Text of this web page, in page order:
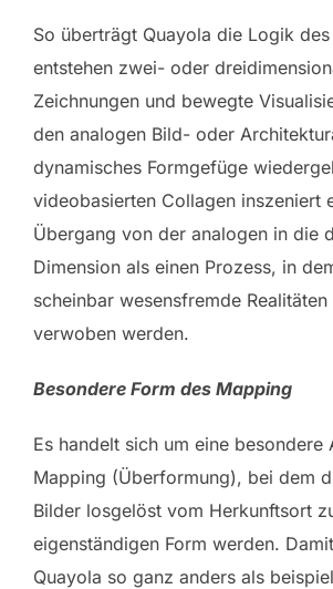
So überträgt Quayola die Logik
entstehen zwei- oder
Zeichnungen und bewegte
den analogen Bild- oder
dynamisches Formgefüge
videobasierten Collagen inszeniert
Übergang von der analogen in die
Dimension als einen Prozess, in
scheinbar wesensfremde
verwoben werden.
Besondere Form des Mapping
Es handelt sich um eine besondere
Mapping (Überformung), bei dem
Bilder losgelöst vom Herkunftsort
eigenständigen Form werden.
Quayola so ganz anders als